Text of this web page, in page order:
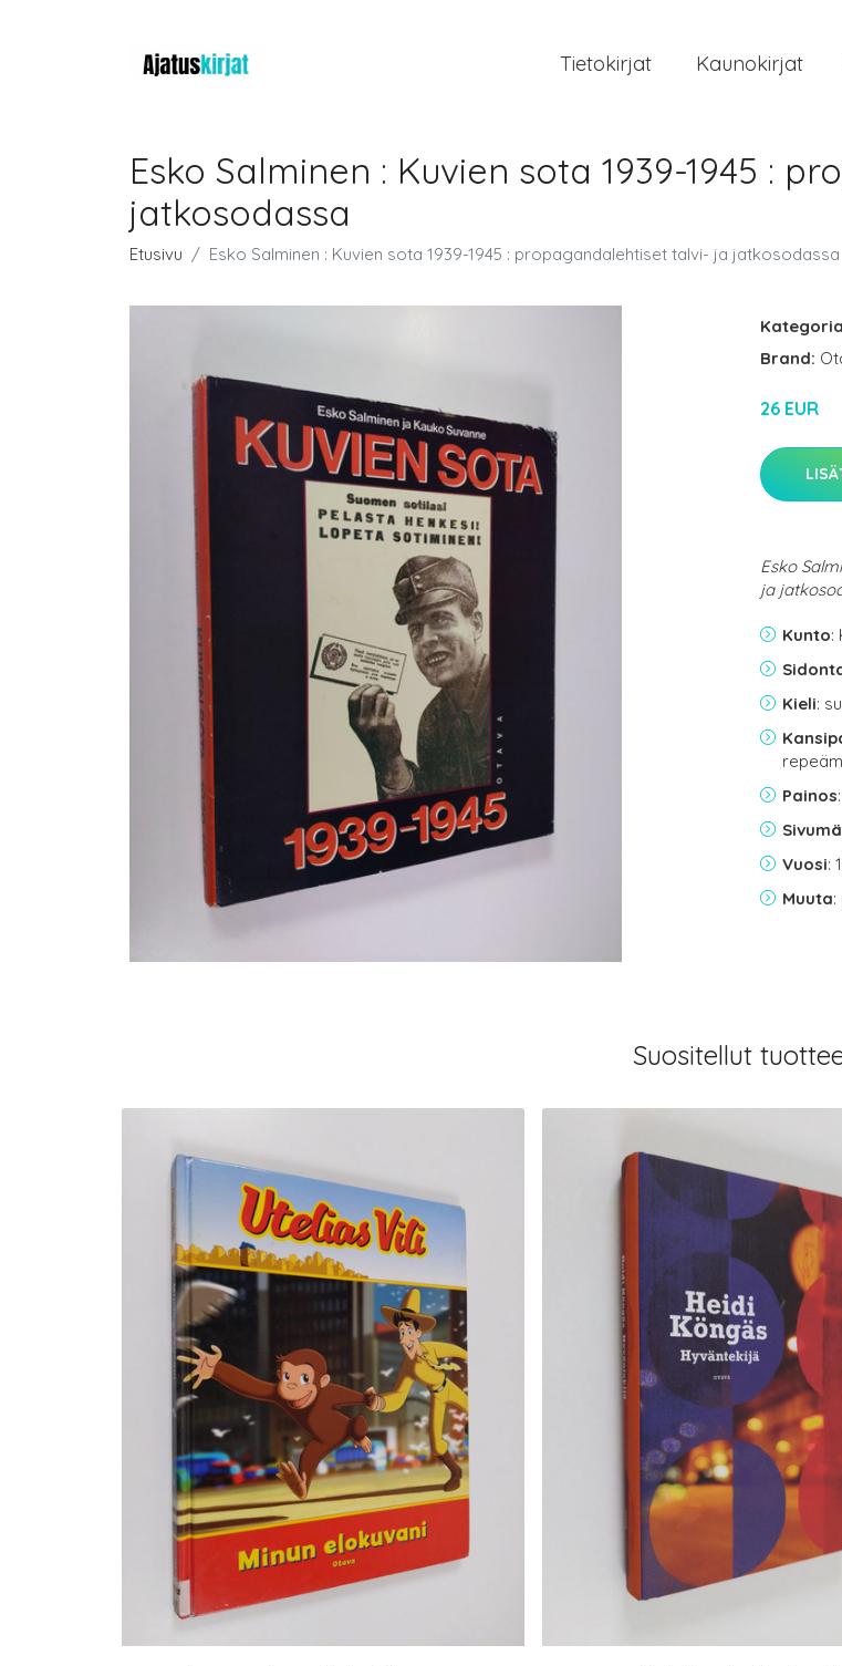
Tietokirjat Kaunokirjat
Esko Salminen : Kuvien sota 1939-1945 :
jatkosodassa
Etusivu Esko Salminen : Kuvien sota 1939-1945 : propagandalehtiset talvi- ja jatkosodassa
Brand:
26 EUR
Esko
ja
Kunto:
Kieli:
Painos
Vuosi:
Muuta
Suositellut